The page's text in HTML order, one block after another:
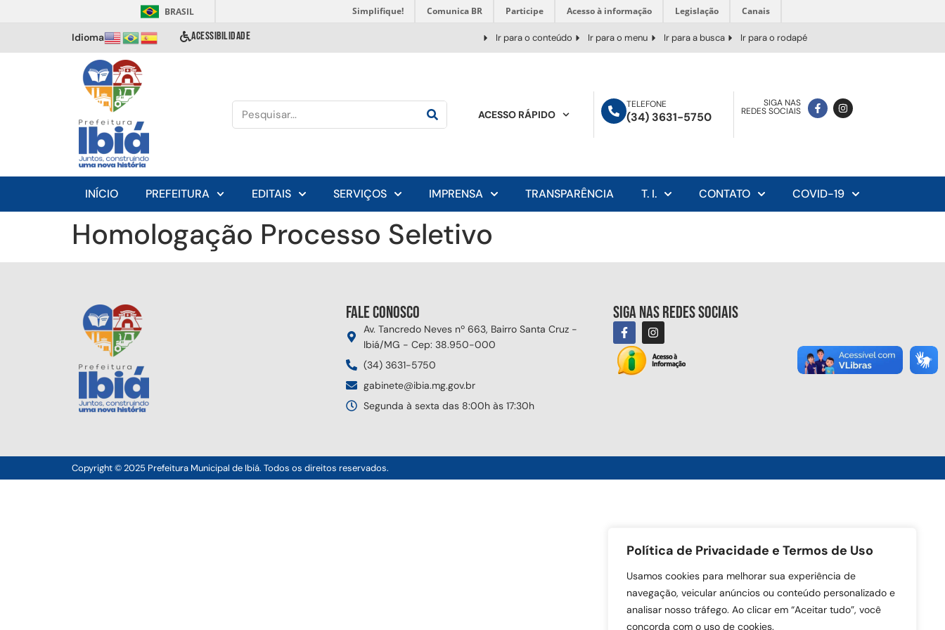
Política de Privacidade e Termos de Uso
Usamos cookies para melhorar sua experiência de
navegação, veicular anúncios ou conteúdo personalizado e
analisar nosso tráfego. Ao clicar em “Aceitar tudo”, você
concorda com o uso de cookies.
BRASIL Simplifique! Comunica BR Participe Acesso à informação Legislação Canais
Idioma ACESSIBILIDADE Ir para o conteúdo Ir para o menu Ir para a busca Ir para o rodapé
ACESSO RÁPIDO
TELEFONE
(34) 3631-5750
SIGA NAS
REDES SOCIAIS
INÍCIO PREFEITURA EDITAIS SERVIÇOS IMPRENSA TRANSPARÊNCIA T. I. CONTATO COVID-19
Homologação Processo Seletivo
Fale conosco
Av. Tancredo Neves nº 663, Bairro Santa Cruz -
Ibiá/MG - Cep: 38.950-000
(34) 3631-5750
gabinete@ibia.mg.gov.br
Segunda à sexta das 8:00h às 17:30h
Siga nas redes sociais
Copyright © 2025 Prefeitura Municipal de Ibiá. Todos os direitos reservados.